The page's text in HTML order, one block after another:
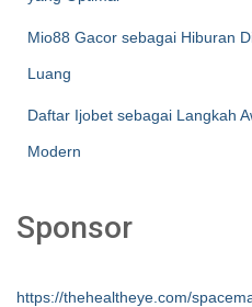
Mio88 Gacor sebagai Hiburan
Luang
Daftar Ijobet sebagai Langkah
Modern
Sponsor
https://thehealtheye.com/